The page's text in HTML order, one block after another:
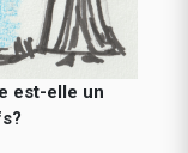
est-elle un